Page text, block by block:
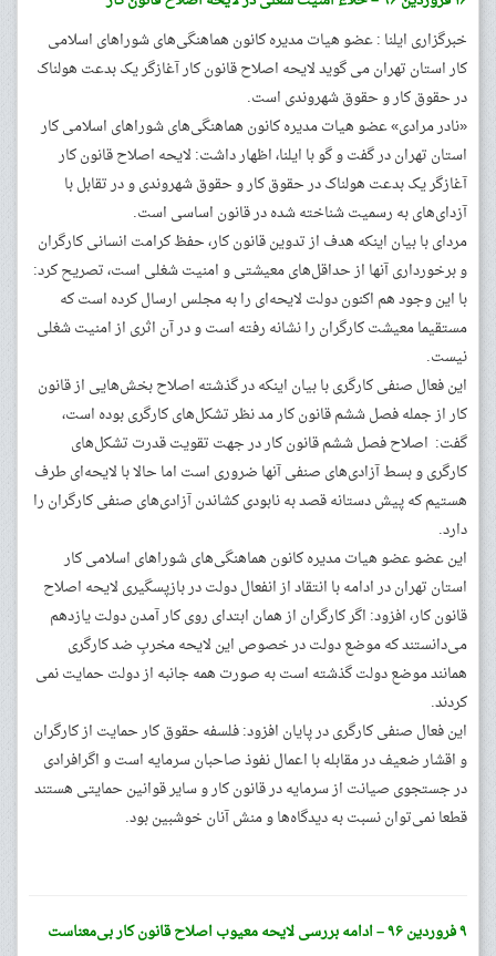
خبرگزاری ایلنا : عضو هیات مدیره کانون هماهنگی‌های شوراهای اسلامی
کار استان تهران می گوید لایحه اصلاح قانون کار آغازگر یک بدعت هولناک
در حقوق کار و حقوق شهروندی است.
«نادر مرادی» عضو هیات مدیره کانون هماهنگی‌های شوراهای اسلامی کار
استان تهران در گفت و گو با ایلنا، اظهار داشت: لایحه اصلاح قانون کار
آغازگر یک بدعت هولناک در حقوق کار و حقوق شهروندی و در تقابل با
آزدای‌های به رسمیت شناخته شده در قانون اساسی است.
مردای با بیان اینکه هدف از تدوین قانون کار، حفظ کرامت انسانی کارگران
و برخورداری آنها از حداقل‌های معیشتی و امنیت شغلی است، تصریح کرد:‌
با این وجود هم اکنون دولت لایحه‌ای را به مجلس ارسال کرده است که
مستقیما معیشت کارگران را نشانه رفته است و در آن اثری از امنیت شغلی
نیست.
این فعال صنفی کارگری با بیان اینکه در گذشته اصلاح بخش‌هایی از قانون
کار از جمله فصل ششم قانون کار مد نظر تشکل‌های کارگری بوده است،
گفت: اصلاح فصل ششم قانون کار در جهت تقویت قدرت تشکل‌های
کارگری و بسط آزادی‌های صنفی آنها ضروری است اما حالا با لایحه‌ای طرف
هستیم که پیش دستانه قصد به نابودی کشاندن آزادی‌های صنفی کارگران را
دارد.
این عضو عضو هیات مدیره کانون هماهنگی‌های شوراهای اسلامی کار
استان تهران در ادامه با انتقاد از انفعال دولت در بازپسگیری لایحه اصلاح
قانون کار،‌ افزود: اگر کارگران از همان ابتدای روی کار آمدن دولت یازدهم
می‌دانستند که موضع دولت در خصوص این لایحه مخربِ ضد کارگری
همانند موضع دولت گذشته است به صورت همه جانبه از دولت حمایت نمی
کردند.
این فعال صنفی کارگری در پایان افزود: فلسفه حقوق کار حمایت از کارگران
و اقشار ضعیف در مقابله با اعمال نفوذ صاحبان سرمایه است و اگرافرادی
در جستجوی صیانت از سرمایه در قانون کار و سایر قوانین حمایتی هستند
قطعا نمی‌توان نسبت به دیدگاه‌ها و منش آنان خوشبین بود.
۹ فروردین ۹۶ – ادامه بررسی لایحه معیوب اصلاح قانون کار بی‌معناست